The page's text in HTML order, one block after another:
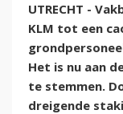
UTRECHT -
KLM tot een
Het is nu aan
te stemmen.
dreigende